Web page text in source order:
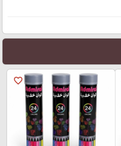
favorite_border